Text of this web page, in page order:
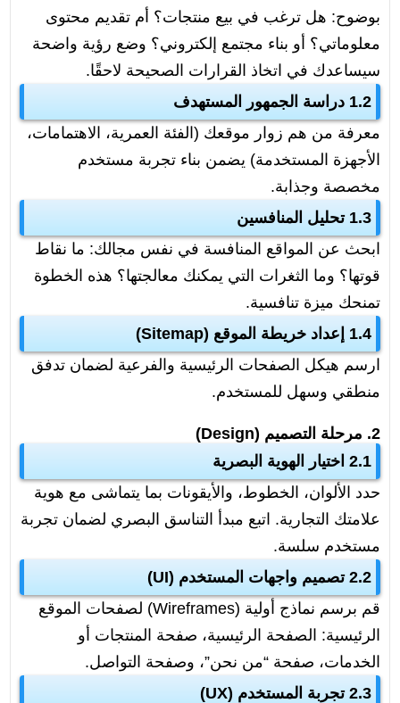
بوضوح: هل ترغب في بيع منتجات؟ أم تقديم محتوى
معلوماتي؟ أو بناء مجتمع إلكتروني؟ وضع رؤية واضحة
سيساعدك في اتخاذ القرارات الصحيحة لاحقًا.
1.2 دراسة الجمهور المستهدف
معرفة من هم زوار موقعك (الفئة العمرية، الاهتمامات،
الأجهزة المستخدمة) يضمن بناء تجربة مستخدم
مخصصة وجذابة.
1.3 تحليل المنافسين
ابحث عن المواقع المنافسة في نفس مجالك: ما نقاط
قوتها؟ وما الثغرات التي يمكنك معالجتها؟ هذه الخطوة
تمنحك ميزة تنافسية.
1.4 إعداد خريطة الموقع (Sitemap)
ارسم هيكل الصفحات الرئيسية والفرعية لضمان تدفق
منطقي وسهل للمستخدم.
2. مرحلة التصميم (Design)
2.1 اختيار الهوية البصرية
حدد الألوان، الخطوط، والأيقونات بما يتماشى مع هوية
علامتك التجارية. اتبع مبدأ التناسق البصري لضمان تجربة
مستخدم سلسة.
2.2 تصميم واجهات المستخدم (UI)
قم برسم نماذج أولية (Wireframes) لصفحات الموقع
الرئيسية: الصفحة الرئيسية، صفحة المنتجات أو
الخدمات، صفحة “من نحن”، وصفحة التواصل.
2.3 تجربة المستخدم (UX)